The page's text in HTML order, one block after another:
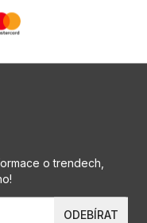
o trendech,
ODEBÍRAT